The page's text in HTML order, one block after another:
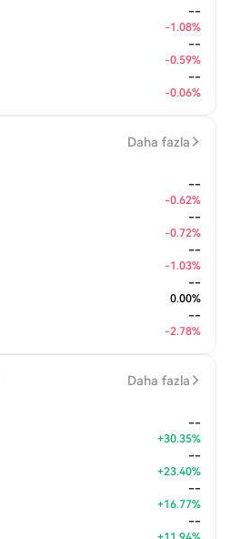
--
-1.08%
--
-0.59%
--
-0.06%
Daha fazla
--
-0.62%
--
-0.72%
--
-1.03%
--
0.00%
--
-2.78%
Daha fazla
--
+30.35%
--
+23.40%
--
+16.77%
--